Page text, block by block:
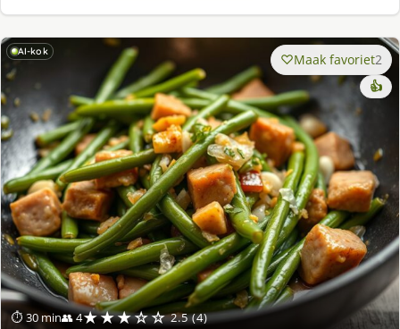
AI-kok
⏱ 30 min👥 4★★★☆☆ 2.5 (4)
Maak favoriet2
👍